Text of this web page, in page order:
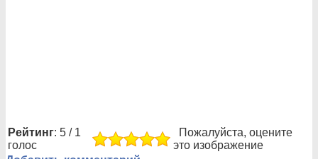
Рейтинг: 5 / 1
голос
Пожалуйста, оцените
это изображение